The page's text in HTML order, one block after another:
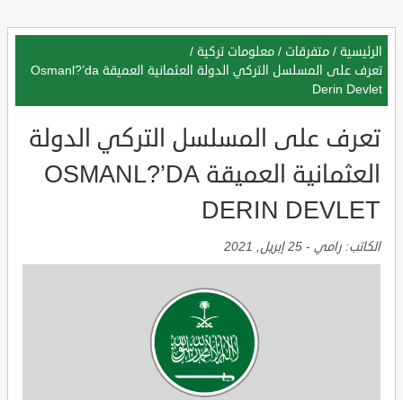
الرئيسية / متفرقات / معلومات تركية /
تعرف على المسلسل التركي الدولة العثمانية العميقة Osmanl?’da
Derin Devlet
تعرف على المسلسل التركي الدولة
العثمانية العميقة OSMANL?’DA
DERIN DEVLET
الكاتب: رامي - 25 إبريل, 2021